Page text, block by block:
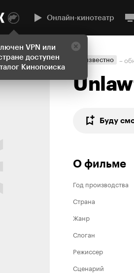
VPN или
доступен
Кинопоиска
Онлайн-кинотеатр
Неизвестно –
Буду
О фильме
Год производства
Страна
Жанр
Слоган
Режиссер
Сценарий